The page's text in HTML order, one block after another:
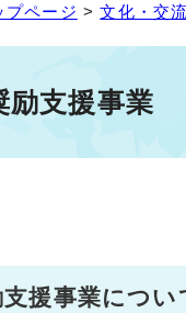
プページ >文化・交流
励支援事業
援事業につい